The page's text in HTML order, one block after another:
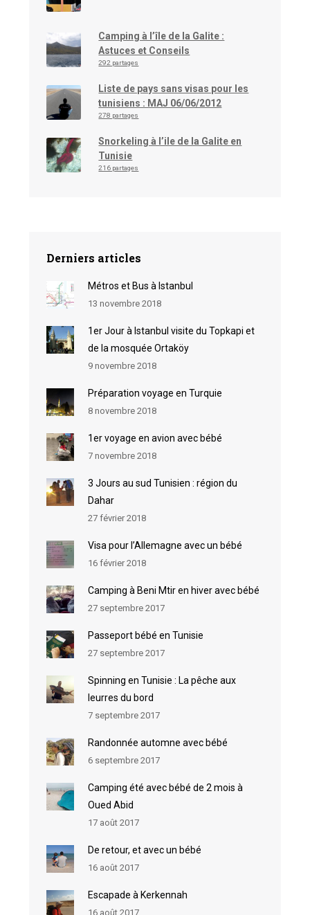
Camping à l’île de la Galite :
Astuces et Conseils
292 partages
Liste de pays sans visas pour les
tunisiens : MAJ 06/06/2012
278 partages
Snorkeling à l’ile de la Galite en
Tunisie
216 partages
Derniers articles
Métros et Bus à Istanbul
13 novembre 2018
1er Jour à Istanbul visite du Topkapi et
de la mosquée Ortaköy
9 novembre 2018
Préparation voyage en Turquie
8 novembre 2018
1er voyage en avion avec bébé
7 novembre 2018
3 Jours au sud Tunisien : région du
Dahar
27 février 2018
Visa pour l’Allemagne avec un bébé
16 février 2018
Camping à Beni Mtir en hiver avec bébé
27 septembre 2017
Passeport bébé en Tunisie
27 septembre 2017
Spinning en Tunisie : La pêche aux
leurres du bord
7 septembre 2017
Randonnée automne avec bébé
6 septembre 2017
Camping été avec bébé de 2 mois à
Oued Abid
17 août 2017
De retour, et avec un bébé
16 août 2017
Escapade à Kerkennah
16 août 2017